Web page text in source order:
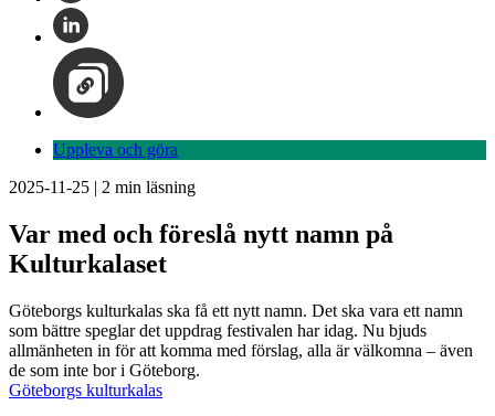
Uppleva och göra
2025-11-25 | 2 min läsning
Var med och föreslå nytt namn på
Kulturkalaset
Göteborgs kulturkalas ska få ett nytt namn. Det ska vara ett namn
som bättre speglar det uppdrag festivalen har idag. Nu bjuds
allmänheten in för att komma med förslag, alla är välkomna – även
de som inte bor i Göteborg.
Göteborgs kulturkalas